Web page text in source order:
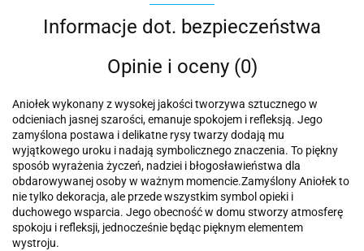
Informacje dot. bezpieczeństwa
Opinie i oceny (0)
Aniołek wykonany z wysokej jakości tworzywa sztucznego w
odcieniach jasnej szarości, emanuje spokojem i refleksją. Jego
zamyślona postawa i delikatne rysy twarzy dodają mu
wyjątkowego uroku i nadają symbolicznego znaczenia. To piękny
sposób wyrażenia życzeń, nadziei i błogosławieństwa dla
obdarowywanej osoby w ważnym momencie.Zamyślony Aniołek to
nie tylko dekoracja, ale przede wszystkim symbol opieki i
duchowego wsparcia. Jego obecność w domu stworzy atmosferę
spokoju i refleksji, jednocześnie będąc pięknym elementem
wystroju.